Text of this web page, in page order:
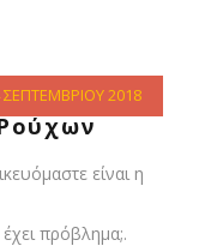
ΣΕΠΤΕΜΒΡΊΟΥ 2018
είναι η
πρόβλημα;.